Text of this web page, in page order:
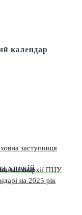
календар
упокій
заступниця
єпархії ПЦУ
на 2025 рік